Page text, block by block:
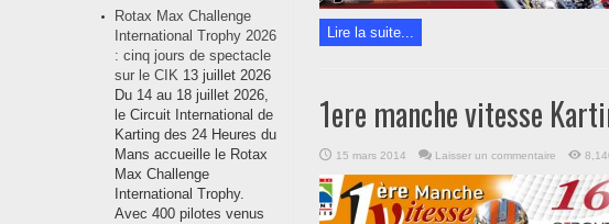
Lire la suite...
1ere manche vitesse
15 mars 2014 Laisser un commentaire
Rotax Max Challenge
International Trophy 2026
: cinq jours de spectacle
sur le CIK 13 juillet 2026
Du 14 au 18 juillet 2026,
le Circuit International de
Karting des 24 Heures du
Mans accueille le Rotax
Max Challenge
International Trophy.
Avec 400 pilotes venus